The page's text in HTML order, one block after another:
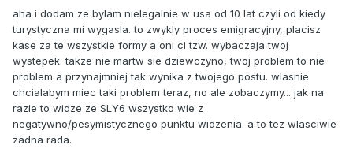
aha i dodam ze bylam nielegalnie w usa od 10 lat czyli od kiedy
turystyczna mi wygasla. to zwykly proces emigracyjny, placisz
kase za te wszystkie formy a oni ci tzw. wybaczaja twoj
wystepek. takze nie martw sie dziewczyno, twoj problem to nie
problem a przynajmniej tak wynika z twojego postu. wlasnie
chcialabym miec taki problem teraz, no ale zobaczymy... jak na
razie to widze ze SLY6 wszystko wie z
negatywno/pesymistycznego punktu widzenia. a to tez wlasciwie
zadna rada.